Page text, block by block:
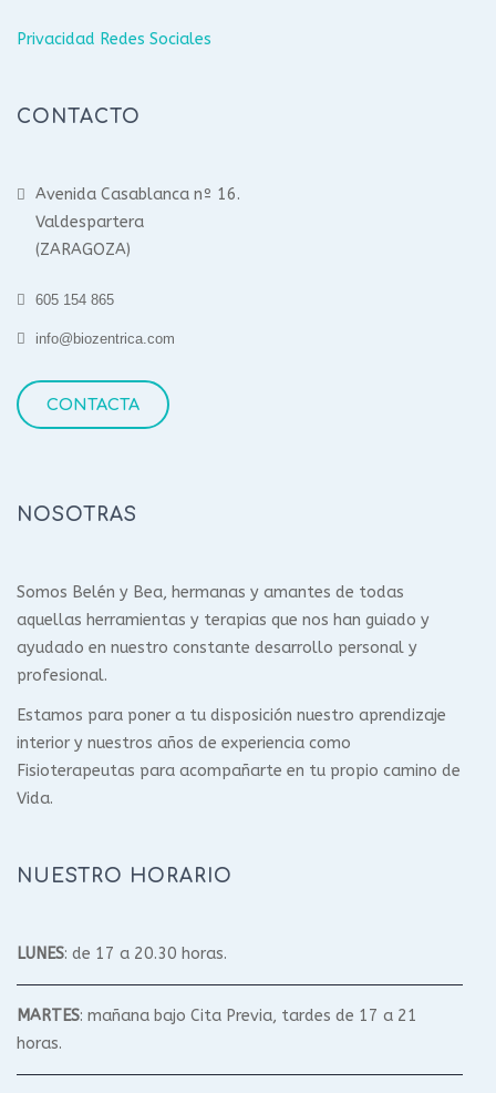
Privacidad Redes Sociales
CONTACTO
Avenida Casablanca nº 16.
Valdespartera
(ZARAGOZA)
605 154 865
info@biozentrica.com
CONTACTA
NOSOTRAS
Somos Belén y Bea, hermanas y amantes de todas
aquellas herramientas y terapias que nos han guiado y
ayudado en nuestro constante desarrollo personal y
profesional.
Estamos para poner a tu disposición nuestro aprendizaje
interior y nuestros años de experiencia como
Fisioterapeutas para acompañarte en tu propio camino de
Vida.
NUESTRO HORARIO
LUNES: de 17 a 20.30 horas.
MARTES: mañana bajo Cita Previa, tardes de 17 a 21
horas.